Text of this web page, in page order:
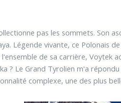
pas les sommets. Son
Légende vivante, ce Polonais
de sa carrière, Voytek
? Le Grand Tyrolien m'a
complexe, une des plus